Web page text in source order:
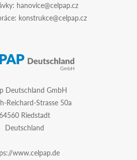
hanovice@celpap.cz
konstrukce@celpap.cz
Deutschland GmbH
Reichard-Strasse 50a
Riedstadt
Deutschland
www.celpap.de